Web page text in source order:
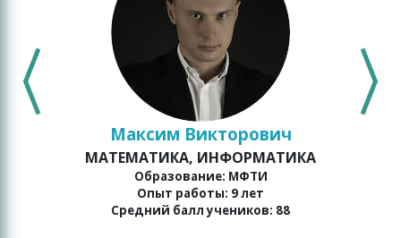
Максим Викторович
МАТЕМАТИКА, ИНФОРМАТИКА
Образование: МФТИ
Опыт работы: 9 лет
Средний балл учеников: 88